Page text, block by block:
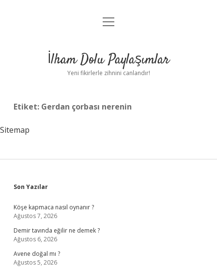
Anasayfa
Yasal Uyarı
menüyü
İlham Dolu Paylaşımlar
Yeni fikirlerle zihnini canlandır!
Etiket: Gerdan çorbası nerenin
Sitemap
Sidebar
Son Yazılar
Köşe kapmaca nasıl oynanır ?
Ağustos 7, 2026
Demir tavında eğilir ne demek ?
Ağustos 6, 2026
Avene doğal mı ?
Ağustos 5, 2026